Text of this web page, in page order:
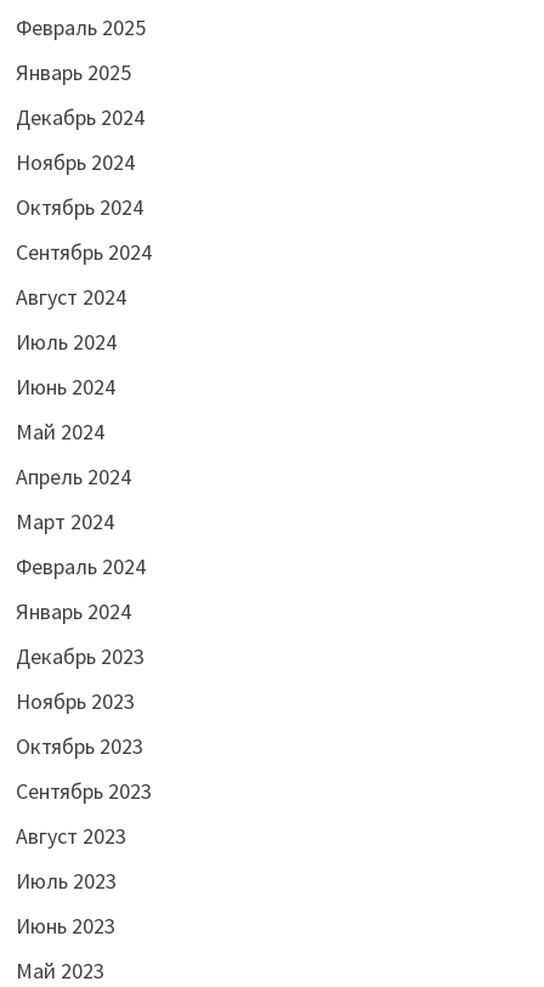
Февраль 2025
Январь 2025
Декабрь 2024
Ноябрь 2024
Октябрь 2024
Сентябрь 2024
Август 2024
Июль 2024
Июнь 2024
Май 2024
Апрель 2024
Март 2024
Февраль 2024
Январь 2024
Декабрь 2023
Ноябрь 2023
Октябрь 2023
Сентябрь 2023
Август 2023
Июль 2023
Июнь 2023
Май 2023